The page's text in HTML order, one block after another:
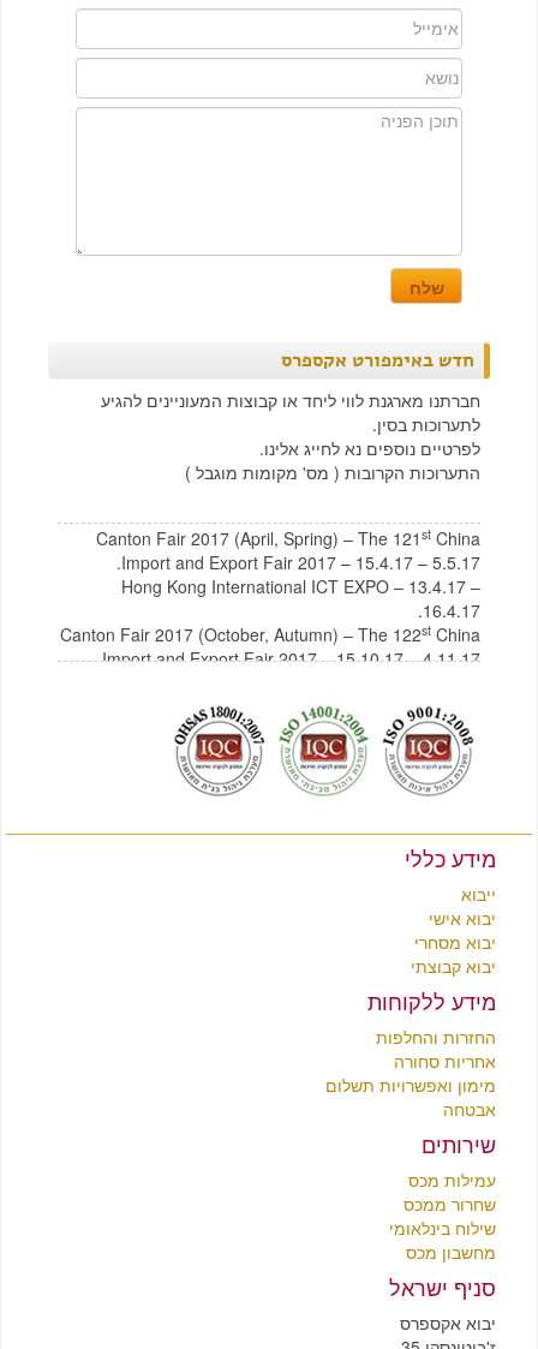
חדש באימפורט אקספרס
חברתנו מארגנת לווי ליחד או קבוצות המעוניינים להגיע
לתערוכות בסין.
לפרטיים נוספים נא לחייג אלינו.
התערוכות הקרובות ( מס' מקומות מוגבל )
Canton Fair 2017 (April, Spring) – The 121 stChina
Import and Export Fair 2017 – 15.4.17 – 5.5.17.
Hong Kong International ICT EXPO – 13.4.17 –
16.4.17.
Canton Fair 2017 (October, Autumn) – The 122 stChina
Import and Export Fair 2017 – 15.10.17 – 4.11.17
לצפייה בקטלוג רהיטים מסיןלחץ כאן
מידע כללי
ייבוא
יבוא אישי
יבוא מסחרי
יבוא קבוצתי
מידע ללקוחות
החזרות והחלפות
אחריות סחורה
מימון ואפשרויות תשלום
אבטחה
שירותים
עמילות מכס
שחרור ממכס
שילוח בינלאומי
מחשבון מכס
סניף ישראל
יבוא אקספרס